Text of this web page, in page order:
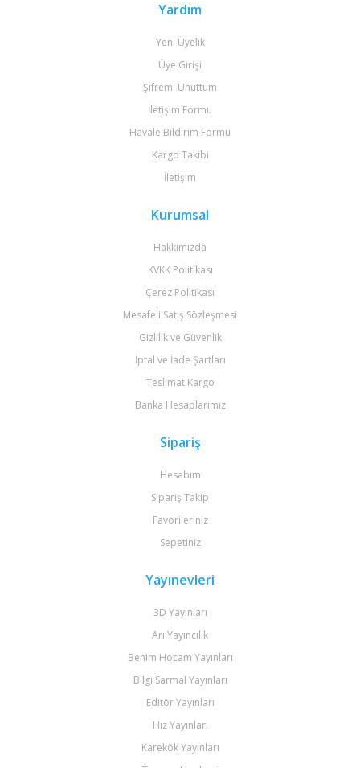
Yardım
Yeni Üyelik
Üye Girişi
Şifremi Unuttum
İletişim Formu
Havale Bildirim Formu
Kargo Takibi
İletişim
Kurumsal
Hakkımızda
KVKK Politikası
Çerez Politikası
Mesafeli Satış Sözleşmesi
Gizlilik ve Güvenlik
İptal ve İade Şartları
Teslimat Kargo
Banka Hesaplarımız
Sipariş
Hesabım
Sipariş Takip
Favorileriniz
Sepetiniz
Yayınevleri
3D Yayınları
Arı Yayıncılık
Benim Hocam Yayınları
Bilgi Sarmal Yayınları
Editör Yayınları
Hız Yayınları
Karekök Yayınları